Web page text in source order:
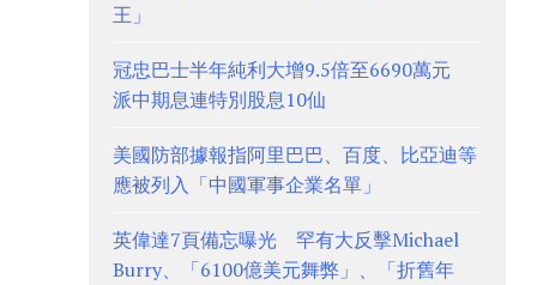
王」
冠忠巴士半年純利大增9.5倍至6690萬元
派中期息連特別股息10仙
美國防部據報指阿里巴巴、百度、比亞迪等
應被列入「中國軍事企業名單」
英偉達7頁備忘曝光 罕有大反擊Michael
Burry、「6100億美元舞弊」、「折舊年